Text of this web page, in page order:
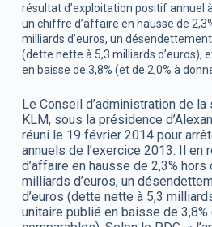
résultat d’exploitation positif annuel
un chiffre d’affaire en hausse de
milliards d’euros, un
(dette nette à 5,3 milliards d’euros),
en baisse de 3,8% (et de 2,0% à
Le Conseil d’administration de
KLM, sous la présidence
réuni le 19 février 2014 pour
annuels de l’exercice 2013. Il en
d’affaire en hausse de 2,3% hors
milliards d’euros, un
d’euros (dette nette à 5,3
unitaire publié en baisse de 3,8%